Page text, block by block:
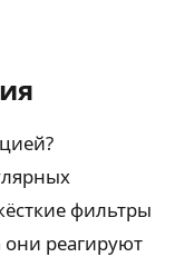
фильтры
они реагируют